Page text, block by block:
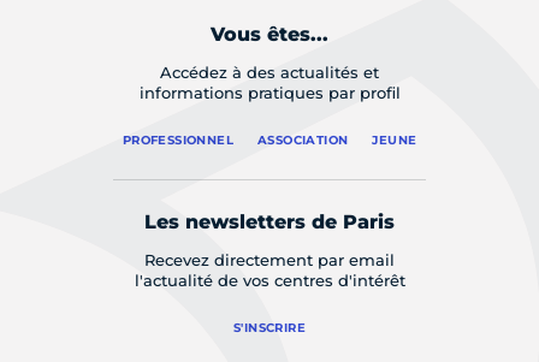
Vous êtes...
Accédez à des actualités et
informations pratiques par profil
PROFESSIONNEL ASSOCIATION JEUNE
Les newsletters de Paris
Recevez directement par email
l'actualité de vos centres d'intérêt
S'INSCRIRE